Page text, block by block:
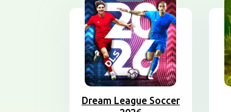
Dream League Soccer